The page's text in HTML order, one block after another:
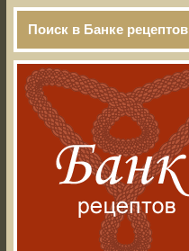
Поиск в Банке рецептов